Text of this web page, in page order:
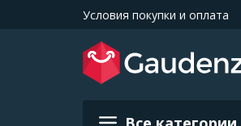
Условия покупки и оплата